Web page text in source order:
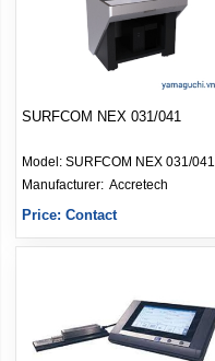
SURFCOM NEX 031/041
Model: SURFCOM NEX 031/041
Accretech
Price: Contact